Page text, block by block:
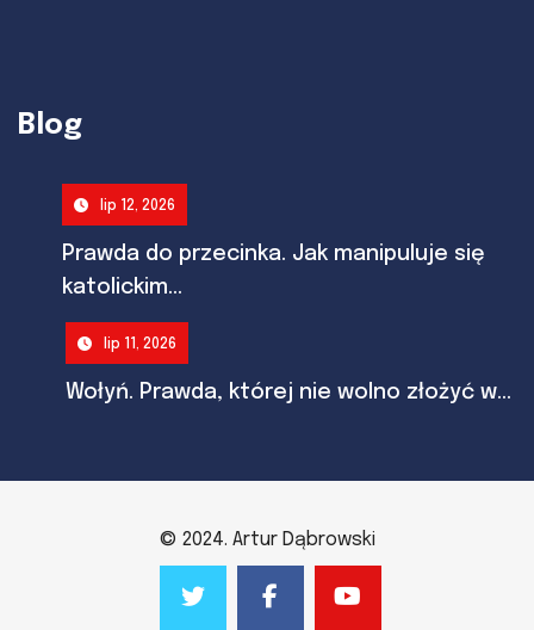
Blog
lip 12, 2026
Prawda do przecinka. Jak manipuluje się
katolickim...
lip 11, 2026
Wołyń. Prawda, której nie wolno złożyć w...
© 2024. Artur Dąbrowski